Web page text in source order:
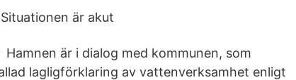
är akut
är i dialog med kommunen, som
lagligförklaring av vattenverksamhet enligt